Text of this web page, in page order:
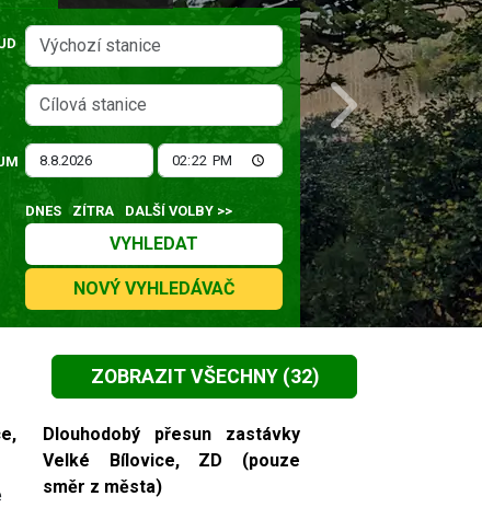
Next
DNES ZÍTRA DALŠÍ VOLBY >>
VYHLEDAT
NOVÝ VYHLEDÁVAČ
ZOBRAZIT VŠECHNY(32)
Dlouhodobý přesun zastávky
Velké Bílovice, ZD (pouze
směr z města)